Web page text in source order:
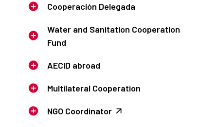
Cooperación Delegada
Water and Sanitation Cooperation
Fund
AECID abroad
Multilateral Cooperation
NGO Coordinator